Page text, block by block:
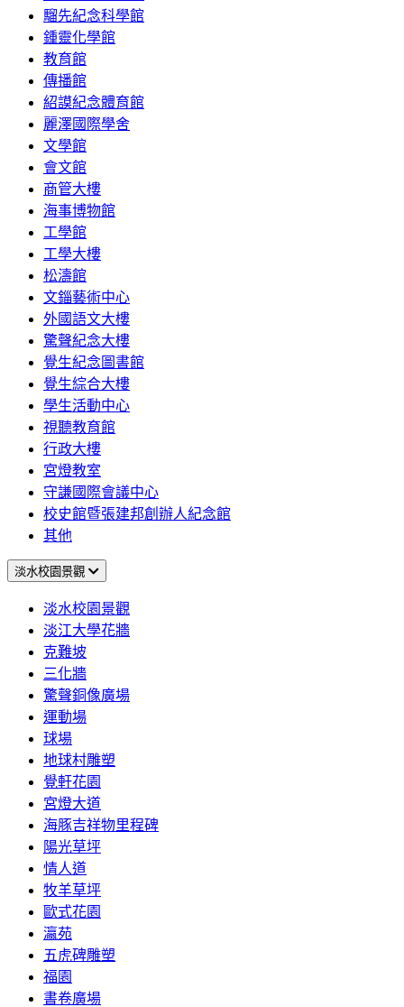
騮先紀念科學館
鍾靈化學館
教育館
傳播館
紹謨紀念體育館
麗澤國際學舍
文學館
會文館
商管大樓
海事博物館
工學館
工學大樓
松濤館
文錙藝術中心
外國語文大樓
驚聲紀念大樓
覺生紀念圖書館
覺生綜合大樓
學生活動中心
視聽教育館
行政大樓
宮燈教室
守謙國際會議中心
校史館暨張建邦創辦人紀念館
其他
淡水校園景觀
淡水校園景觀
淡江大學花牆
克難坡
三化牆
驚聲銅像廣場
運動場
球場
地球村雕塑
覺軒花園
宮燈大道
海豚吉祥物里程碑
陽光草坪
情人道
牧羊草坪
歐式花園
瀛苑
五虎碑雕塑
福園
書卷廣場